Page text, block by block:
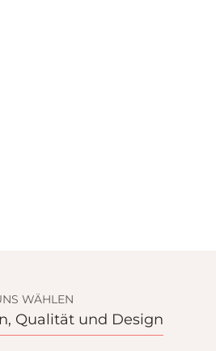
WÄHLEN
Qualität und Design